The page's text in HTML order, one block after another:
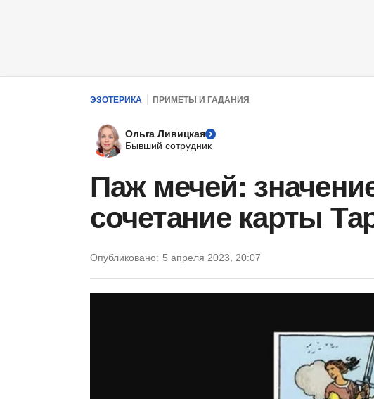
ЭЗОТЕРИКА ПРИМЕТЫ И ГАДАНИЯ
Ольга Ливицкая
Бывший сотрудник
Паж мечей:
сочетание карты
Опубликовано: 5 апреля 2023, 20:07